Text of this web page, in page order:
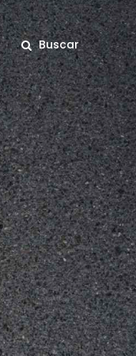
Buscar